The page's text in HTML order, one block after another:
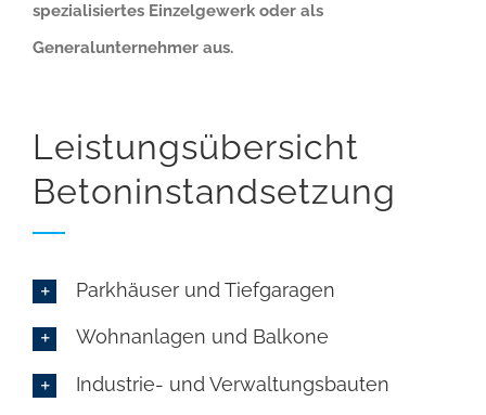
spezialisiertes Einzelgewerk oder als
Generalunternehmer aus.
Leistungsübersicht
Betoninstandsetzung
Parkhäuser und Tiefgaragen
Wohnanlagen und Balkone
Industrie- und Verwaltungsbauten